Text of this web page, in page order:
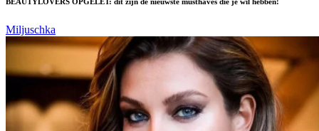
Miljuschka